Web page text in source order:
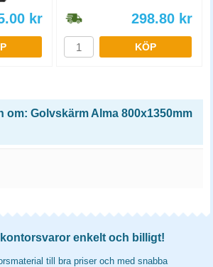
kr 298.80 kr
KÖP
om: Golvskärm Alma 800x1350mm
enkelt och billigt!
till bra priser och med snabba